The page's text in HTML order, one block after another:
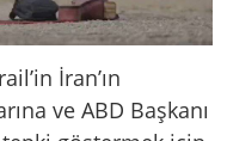
İran’ın
ve ABD Başkanı